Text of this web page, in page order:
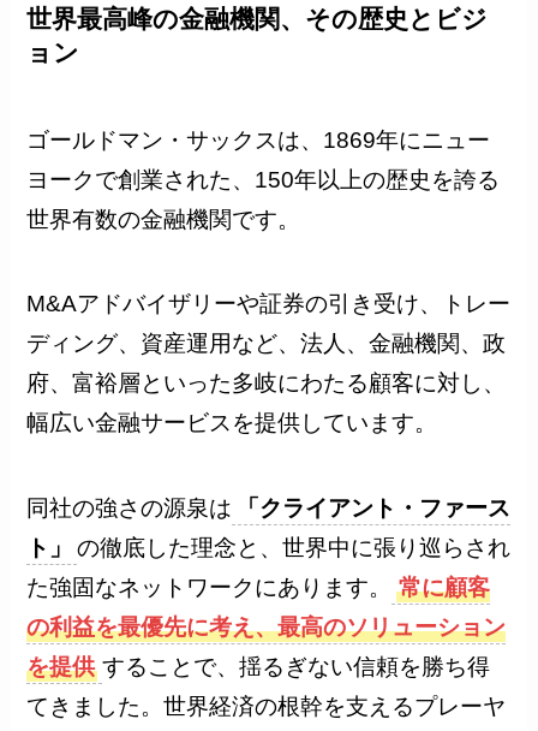
世界最高峰の金融機関、その歴史とビジ
ョン
ゴールドマン・サックスは、1869年にニュー
ヨークで創業された、150年以上の歴史を誇る
世界有数の金融機関です。
M&Aアドバイザリーや証券の引き受け、トレー
ディング、資産運用など、法人、金融機関、政
府、富裕層といった多岐にわたる顧客に対し、
幅広い金融サービスを提供しています。
同社の強さの源泉は
「クライアント・ファース
ト」
の徹底した理念と、世界中に張り巡らされ
た強固なネットワークにあります。
常に顧客
の利益を最優先に考え、最高のソリューション
を提供 することで、揺るぎない信頼を勝ち得
てきました。世界経済の根幹を支えるプレーヤ